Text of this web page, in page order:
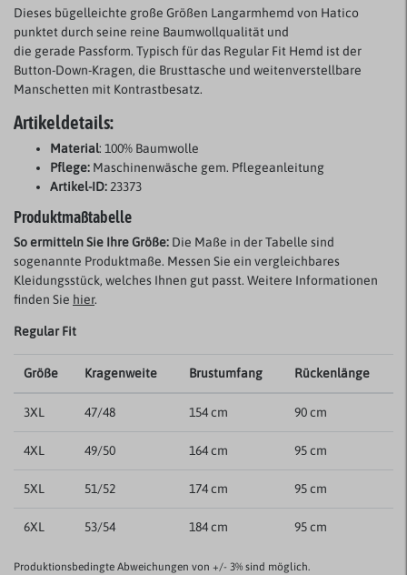
Dieses bügelleichte große Größen Langarmhemd von Hatico
punktet durch seine reine Baumwollqualität und
die gerade Passform. Typisch für das Regular Fit Hemd ist der
Button-Down-Kragen, die Brusttasche und weitenverstellbare
Manschetten mit Kontrastbesatz.
Artikeldetails:
Material: 100% Baumwolle
Pflege: Maschinenwäsche gem. Pflegeanleitung
Artikel-ID:23373
Produktmaßtabelle
So ermitteln Sie Ihre Größe: Die Maße in der Tabelle sind
sogenannte Produktmaße. Messen Sie ein vergleichbares
Kleidungsstück, welches Ihnen gut passt. Weitere Informationen
finden Sie hier.
Regular Fit
Größe Kragenweite Brustumfang Rückenlänge
3XL 47/48 154 cm 90 cm
4XL 49/50 164 cm 95 cm
5XL 51/52 174 cm 95 cm
6XL 53/54 184 cm 95 cm
Produktionsbedingte Abweichungen von +/- 3% sind möglich.